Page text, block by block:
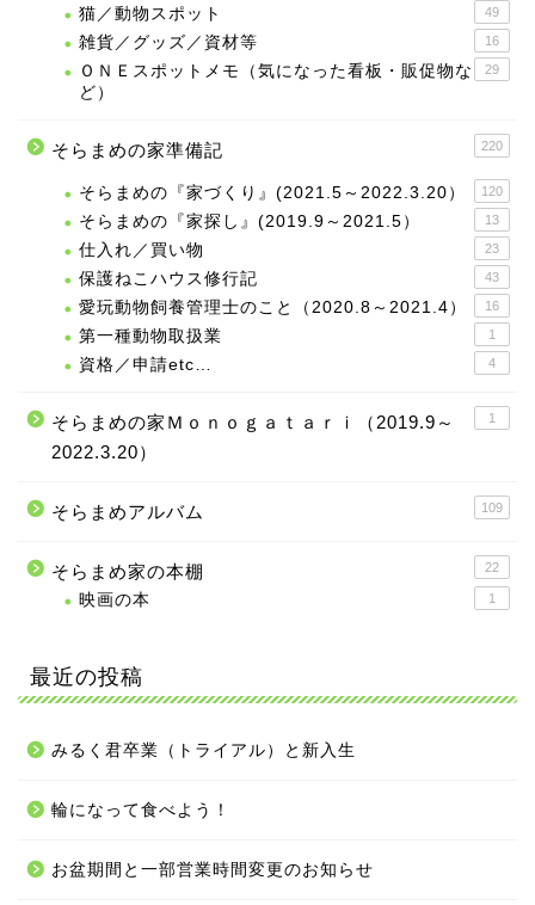
猫／動物スポット 49
雑貨／グッズ／資材等 16
ＯＮＥスポットメモ（気になった看板・販促物な
ど）
29
そらまめの家準備記 220
そらまめの『家づくり』(2021.5～2022.3.20） 120
そらまめの『家探し』(2019.9～2021.5） 13
仕入れ／買い物 23
保護ねこハウス修行記 43
愛玩動物飼養管理士のこと（2020.8～2021.4） 16
第一種動物取扱業 1
資格／申請etc… 4
そらまめの家Ｍｏｎｏｇａｔａｒｉ（2019.9～
2022.3.20）
1
そらまめアルバム 109
そらまめ家の本棚 22
映画の本 1
最近の投稿
みるく君卒業（トライアル）と新入生
輪になって食べよう！
お盆期間と一部営業時間変更のお知らせ